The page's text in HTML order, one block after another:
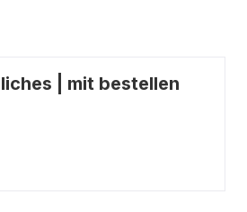
| mit bestellen